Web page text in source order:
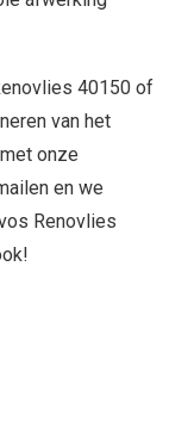
40150 of
van het
onze
en we
Renovlies